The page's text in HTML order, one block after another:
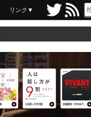
リンク▼